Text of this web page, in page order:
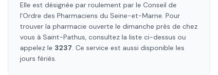
Elle est désignée par roulement par le Conseil de
l'Ordre des Pharmaciens du Seine-et-Marne. Pour
trouver la pharmacie ouverte le dimanche près de chez
vous à Saint-Pathus, consultez la liste ci-dessus ou
appelez le 3237. Ce service est aussi disponible les
jours fériés.